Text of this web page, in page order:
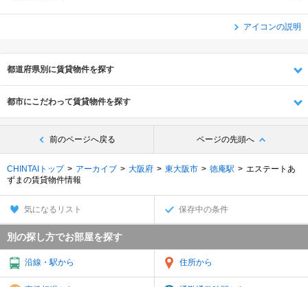
アイコンの説明
都道府県別に賃貸物件を探す
都市にこだわって賃貸物件を探す
前のページへ戻る ページの先頭へ
CHINTAIトップ アーカイブ 大阪府 東大阪市 徳庵駅
エステートあ
ずまの賃貸物件情報
気になるリスト 保存中の条件
別の探し方でお部屋を探す
沿線・駅から 住所から